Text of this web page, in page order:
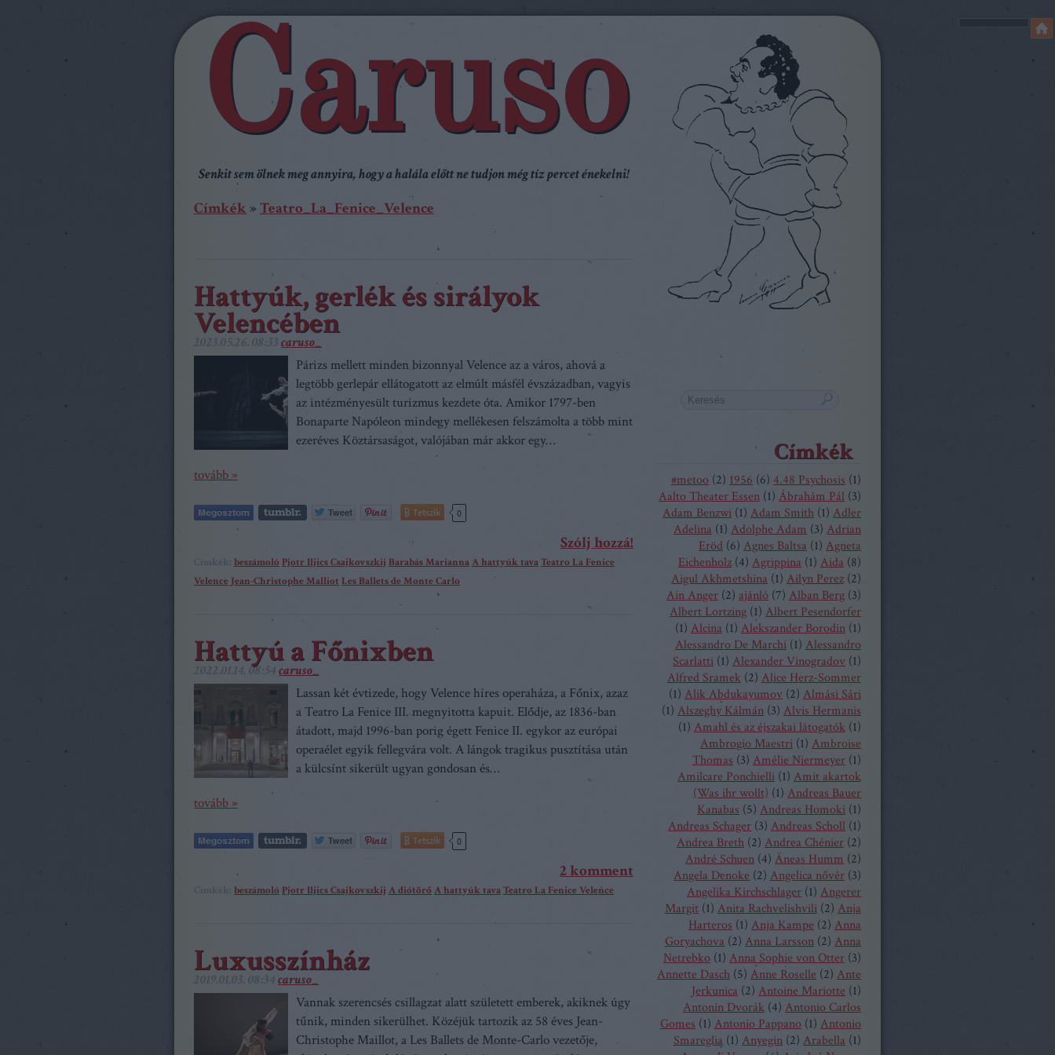
Caruso
Senkit sem ölnek meg annyira, hogy a halála előtt ne tudjon még tíz percet énekelni!
Címkék » Teatro_La_Fenice_Velence
Hattyúk, gerlék és sirályok
Velencében
caruso_
Párizs mellett minden bizonnyal Velence az a város, ahová a
legtöbb gerlepár ellátogatott az elmúlt másfél évszázadban, vagyis
az intézményesült turizmus kezdete óta. Amikor 1797-ben
Bonaparte Napóleon mindegy mellékesen felszámolta a több mint
ezeréves Köztársaságot, valójában már akkor egy…
tovább »
Tetszik 0
Szólj hozzá!
beszámoló Pjotr Iljics Csajkovszkij Barabás MariannaA hattyúk tavaTeatro La Fenice
Velence Jean-Christophe Malliot Les Ballets de Monte Carlo
Hattyú a Főnixben
2022.01.14. 08:54 caruso_
Lassan két évtizede, hogy Velence híres operaháza, a Főnix, azaz
a Teatro La Fenice III. megnyitotta kapuit. Elődje, az 1836-ban
átadott, majd 1996-ban porig égett Fenice II. egykor az európai
operaélet egyik fellegvára volt. A lángok tragikus pusztítása után
a külcsínt sikerült ugyan gondosan és…
tovább »
Tetszik 0
2komment
beszámoló Pjotr Iljics Csajkovszkij A diótörő A hattyúk tavaTeatro La Fenice Velence
Luxusszínház
caruso_
Vannak szerencsés csillagzat alatt született emberek, akiknek úgy
tűnik, minden sikerülhet. Közéjük tartozik az 58 éves Jean-
Christophe Maillot, a Les Ballets de Monte-Carlo vezetője,
Címkék
#metoo (2) 1956 (6) 4.48 Psychosis (1)
Aalto Theater Essen (1) Ábrahám Pál (3)
Adam Benzwi (1) Adam Smith (1) Adler
Adelina (1) Adolphe Adam (3) Adrian
Eröd (6) Agnes Baltsa (1) Agneta
Eichenholz (4) Agrippina (1) Aida (8)
Aigul Akhmetshina (1) Ailyn Perez (2)
Ain Anger (2) ajánló (7) Alban Berg (3)
Albert Lortzing (1) Albert Pesendorfer
(1) Alcina (1) Alekszander Borodin (1)
Alessandro De Marchi (1) Alessandro
Scarlatti (1) Alexander Vinogradov (1)
Alfred Sramek (2) Alice Herz-Sommer
(1) Alik Abdukayumov (2) Almási Sári
(1) Alszeghy Kálmán (3) Alvis Hermanis
(1) Amahl és az éjszakai látogatók (1)
Ambrogio Maestri (1) Ambroise
Thomas (3) Amélie Niermeyer (1)
Amilcare Ponchielli (1) Amit akartok
(Was ihr wollt) (1) Andreas Bauer
Kanabas (5) Andreas Homoki (1)
Andreas Schager (3) Andreas Scholl (1)
Andrea Breth (2) Andrea Chénier (2)
André Schuen (4) Äneas Humm (2)
Angela Denoke (2) Angelica nővér (3)
Angelika Kirchschlager (1) Angerer
Margit (1) Anita Rachvelishvili (2) Anja
Harteros (1) Anja Kampe (2) Anna
Goryachova (2) Anna Larsson (2) Anna
Netrebko (1) Anna Sophie von Otter (3)
Annette Dasch (5) Anne Roselle (2) Ante
Jerkunica (2) Antoine Mariotte (1)
Antonín Dvorák (4) Antonio Carlos
Gomes (1) Antonio Pappano (1) Antonio
Smareglia (1) Anyegin (2) Arabella (1)